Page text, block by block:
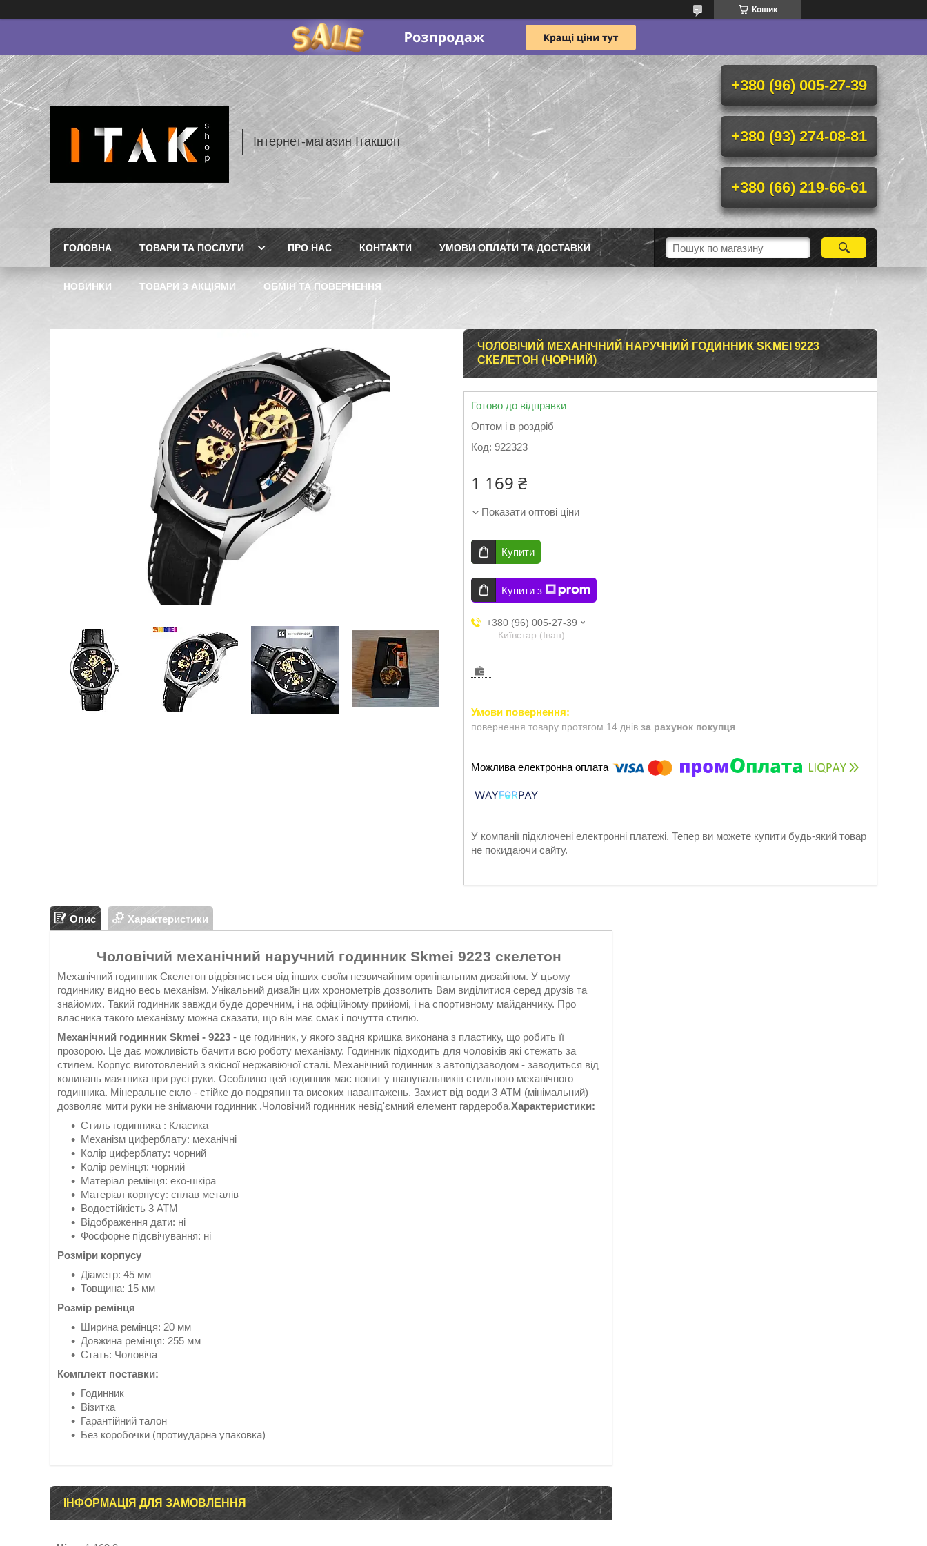
Кошик
Інтернет-магазин Ітакшоп
+380 (96) 005-27-39
+380 (93) 274-08-81
+380 (66) 219-66-61
ГОЛОВНА ТОВАРИ ТА ПОСЛУГИ ПРО НАС КОНТАКТИ УМОВИ ОПЛАТИ ТА ДОСТАВКИ
НОВИНКИ ТОВАРИ З АКЦІЯМИ ОБМІН ТА ПОВЕРНЕННЯ
ЧОЛОВІЧИЙ МЕХАНІЧНИЙ НАРУЧНИЙ ГОДИННИК SKMEI 9223
СКЕЛЕТОН (ЧОРНИЙ)
Готово до відправки
Оптом і в роздріб
Код: 922323
1 169 ₴
Показати оптові ціни
Купити
Купити з
+380 (96) 005-27-39
Київстар (Іван)
повернення товару протягом 14 днів за рахунок покупця
У компанії підключені електронні платежі. Тепер ви можете купити будь-який товар
не покидаючи сайту.
Опис Характеристики
Чоловічий механічний наручний годинник Skmei 9223 скелетон
Механічний годинник Скелетон відрізняється від інших своїм незвичайним оригінальним дизайном. У цьому
годиннику видно весь механізм. Унікальний дизайн цих хронометрів дозволить Вам виділитися серед друзів та
знайомих. Такий годинник завжди буде доречним, і на офіційному прийомі, і на спортивному майданчику. Про
власника такого механізму можна сказати, що він має смак і почуття стилю.
Механічний годинник Skmei - 9223 - це годинник, у якого задня кришка виконана з пластику, що робить її
прозорою. Це дає можливість бачити всю роботу механізму. Годинник підходить для чоловіків які стежать за
стилем. Корпус виготовлений з якісної нержавіючої сталі. Механічний годинник з автопідзаводом - заводиться від
коливань маятника при русі руки. Особливо цей годинник має попит у шанувальників стильного механічного
годинника. Мінеральне скло - стійке до подряпин та високих навантажень. Захист від води 3 АТМ (мінімальний)
дозволяє мити руки не знімаючи годинник .Чоловічий годинник невід'ємний елемент гардероба.Характеристики:
Стиль годинника : Класика
Механізм циферблату: механічні
Колір циферблату: чорний
Колір ремінця: чорний
Матеріал ремінця: еко-шкіра
Матеріал корпусу: сплав металів
Водостійкість 3 АТМ
Відображення дати: ні
Фосфорне підсвічування: ні
Розміри корпусу
Діаметр: 45 мм
Товщина: 15 мм
Розмір ремінця
Ширина ремінця: 20 мм
Довжина ремінця: 255 мм
Стать: Чоловіча
Комплект поставки:
Годинник
Візитка
Гарантійний талон
Без коробочки (протиударна упаковка)
ІНФОРМАЦІЯ ДЛЯ ЗАМОВЛЕННЯ